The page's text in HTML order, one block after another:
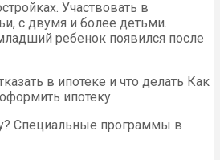
Участвовать в
с двумя и более детьми.
ребенок появился после
в ипотеке и что делать Как
ипотеку
Специальные программы в